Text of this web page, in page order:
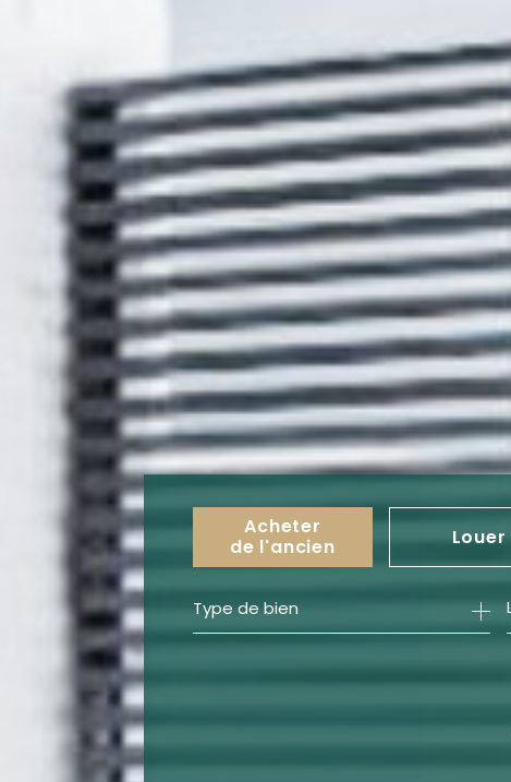
Acheter
de l'ancien
de l'ancien
de l'immo pro
Louer
à l'année
Type de bien